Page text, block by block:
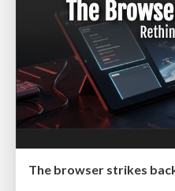
The browser strikes